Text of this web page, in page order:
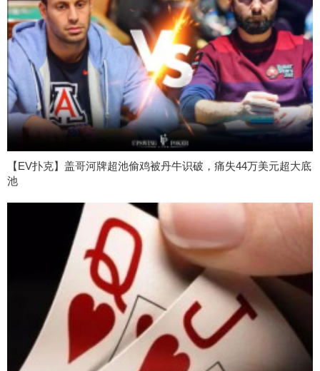
【EV扑克】盖哥河牌超池偷鸡被丹牛识破，痛失44万美元超大底
池